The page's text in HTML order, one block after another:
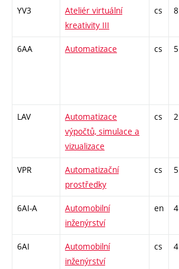
YV3
Ateliér virtuální
kreativity III
cs 8
6AA Automatizace cs 5
LAV
Automatizace
výpočtů, simulace a
vizualizace
cs 2
VPR
Automatizační
prostředky
cs 5
6AI-A
Automobilní
inženýrství
en 4
6AI
Automobilní
inženýrství
cs 4